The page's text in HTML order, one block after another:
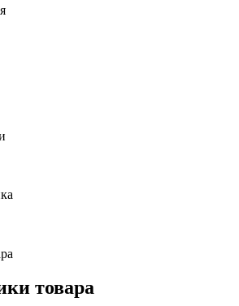
товара